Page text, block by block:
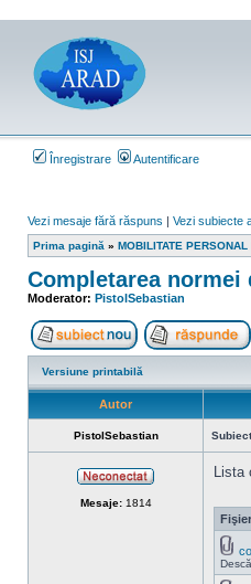
Înregistrare Autentificare
Vezi mesaje fără răspuns | Vezi subiecte
Prima pagină » MOBILITATE PERSONAL
Completarea normei
Moderator: PistolSebastian
Scrie un subiect nou
Versiune printabilă
Autor
PistolSebastian
Mesaje:1814
Lista